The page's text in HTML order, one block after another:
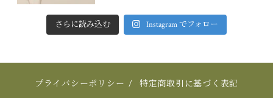
さらに読み込む Instagram でフォロー
プライバシーポリシー / 特定商取引に基づく表記